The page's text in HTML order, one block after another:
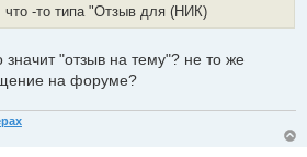
что -то типа "Отзыв для (НИК)
значит "отзыв на тему"? не то же
на форуме?